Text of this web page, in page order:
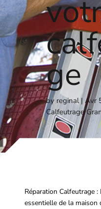
ge
by reginal Avr
Calfeutrage
Réparation Calfeutrage
essentielle de la maison